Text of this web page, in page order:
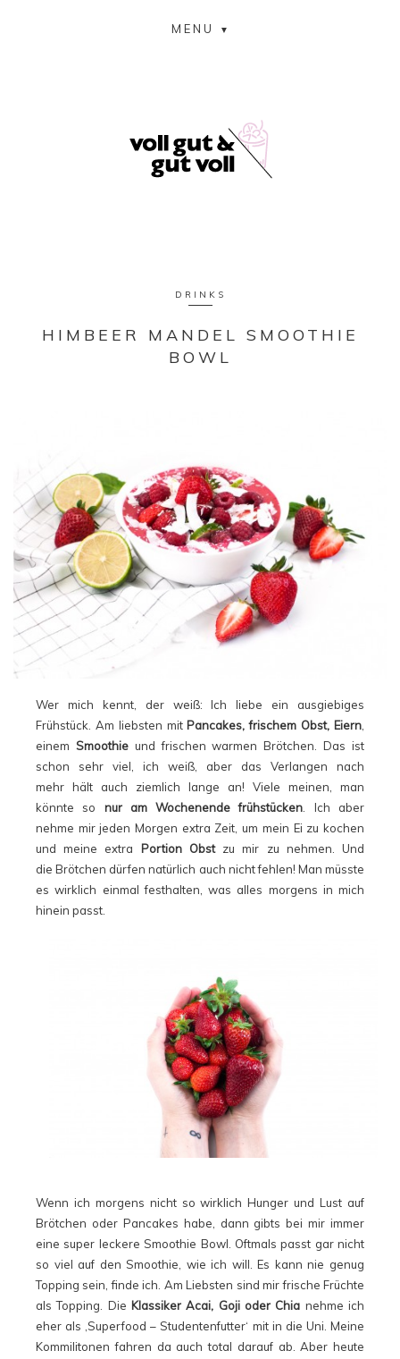
MENU
DRINKS
HIMBEER MANDEL SMOOTHIE
BOWL
Wer mich kennt, der weiß: Ich liebe ein ausgiebiges
Frühstück. Am liebsten mit Pancakes, frischem Obst, Eiern
einem Smoothieund frischen warmen Brötchen. Das ist
schon sehr viel, ich weiß, aber das Verlangen nach
mehr hält auch ziemlich lange an! Viele meinen, man
könnte so nur am Wochenende frühstücken . Ich aber
nehme mir jeden Morgen extra Zeit, um mein Ei zu kochen
und meine extra Portion Obstzu mir zu nehmen. Und
die Brötchen dürfen natürlich auch nicht fehlen! Man müsste
es wirklich einmal festhalten, was alles morgens in mich
hinein passt.
Wenn ich morgens nicht so wirklich Hunger und Lust auf
Brötchen oder Pancakes habe, dann gibts bei mir immer
eine super leckere Smoothie Bowl. Oftmals passt gar nicht
so viel auf den Smoothie, wie ich will. Es kann nie genug
Topping sein, finde ich. Am Liebsten sind mir frische Früchte
als Topping. Die Klassiker Acai, Goji oder Chia nehme ich
eher als ‚Superfood – Studentenfutter‘ mit in die Uni. Meine
Kommilitonen fahren da auch total darauf ab. Aber heute